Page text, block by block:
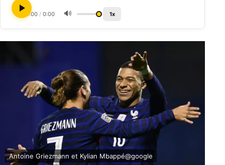
0:00 / 0:00 🔊 1x
Antoine Griezmann et Kylian Mbappé@google